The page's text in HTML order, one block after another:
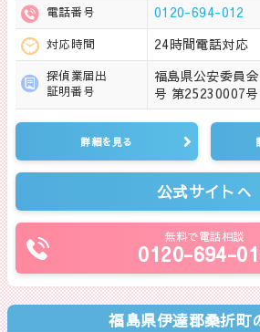
電話番号 0120-694-012
対応時間 24時間電話対応
探偵業届出
証明番号
福島県公安委員
号 第25230007号
詳細を見る
公式サイトへ
無料で電話相談
0120-694-
福島県伊達郡桑折町